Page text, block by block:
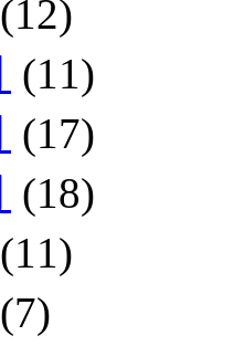
(12)
(11)
(17)
(18)
(11)
(7)